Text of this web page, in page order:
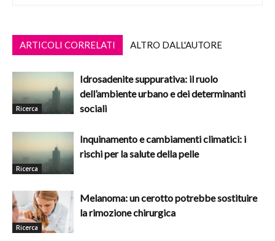
ARTICOLI CORRELATI ALTRO DALL'AUTORE
Ricerca
Idrosadenite suppurativa: il ruolo
dell’ambiente urbano e dei determinanti
sociali
Ricerca
Inquinamento e cambiamenti climatici: i
rischi per la salute della pelle
Ricerca
Melanoma: un cerotto potrebbe sostituire
la rimozione chirurgica